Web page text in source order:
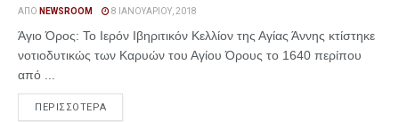
ΑΠΌ NEWSROOM 8 ΙΑΝΟΥΑΡΊΟΥ, 2018
Άγιο Όρος: Το Ιερόν Ιβηριτικόν Κελλίον της Αγίας Άννης κτίστηκε
νοτιοδυτικώς των Καρυών του Αγίου Όρους το 1640 περίπου
από ...
ΠΕΡΙΣΣΟΤΕΡΑ